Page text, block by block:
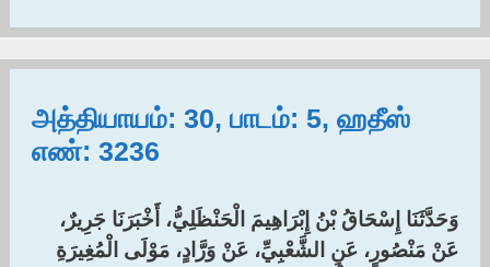
அத்தியாயம்: 30, பாடம்: 5, ஹதீஸ்
எண்: 3236
وَحَدَّثَنَا إِسْحَاقُ بْنُ إِبْرَاهِيمَ الْحَنْظَلِيُّ، أَخْبَرَنَا جَرِيرٌ،
عَنْ مَنْصُورٍ، عَنِ الشَّعْبِيِّ، عَنْ وَرَّادٍ، مَوْلَى الْمُغِيرَةِ